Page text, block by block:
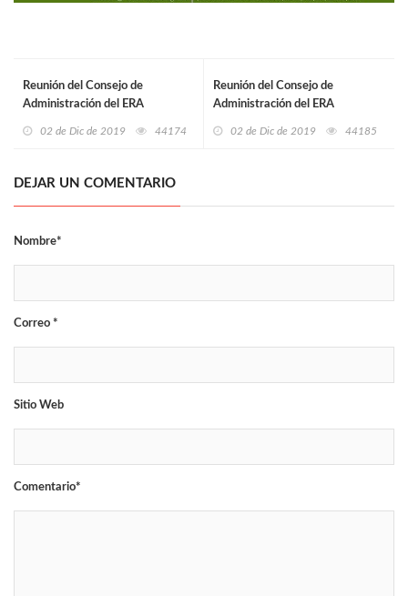
Reunión del Consejo de
Administración del ERA
02 de Dic de 2019 44174
Reunión del Consejo de
Administración del ERA
02 de Dic de 2019 44185
DEJAR UN COMENTARIO
Nombre*
Correo *
Sitio Web
Comentario*